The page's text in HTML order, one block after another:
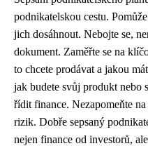
podnikatelskou cestu.
jich dosáhnout. Nebojte se,
dokument. Zaměřte se na
to chcete prodávat a jakou
jak budete svůj produkt nebo
řídit finance. Nezapomeňte na
rizik. Dobře sepsaný
nejen finance od investorů,